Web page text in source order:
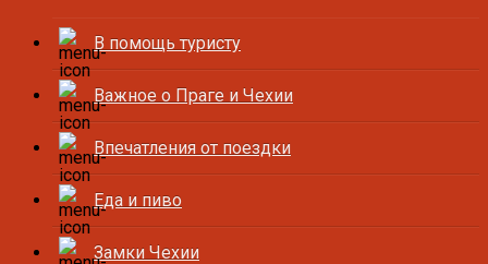
В помощь туристу
Важное о Праге и Чехии
Впечатления от поездки
Еда и пиво
Замки Чехии